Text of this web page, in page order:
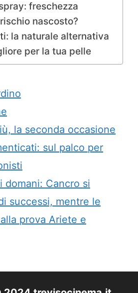
freschezza
nascosto?
la naturale alternativa
per la tua pelle
la seconda occasione
sul palco per
domani: Cancro si
successi, mentre le
prova Ariete e